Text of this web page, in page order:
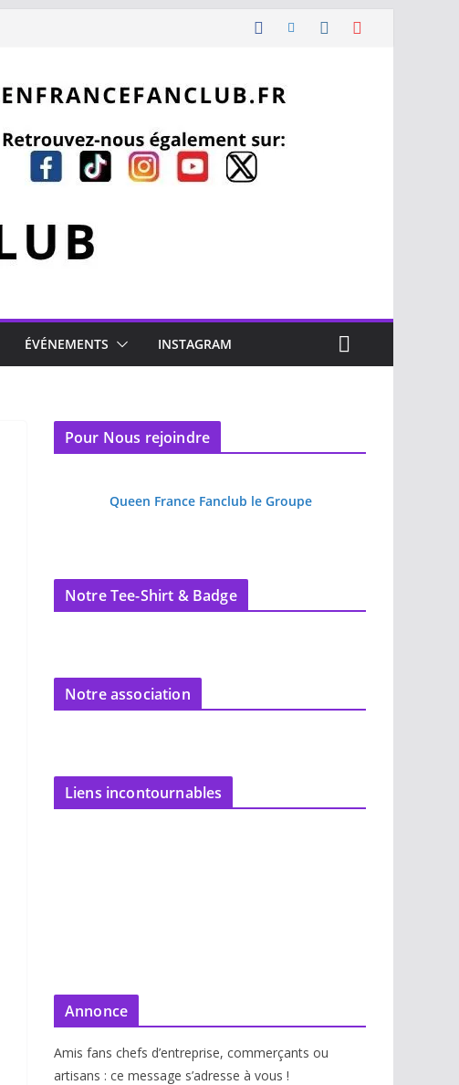
ÉVÉNEMENTS INSTAGRAM
Pour Nous rejoindre
Queen France Fanclub le Groupe
Notre Tee-Shirt & Badge
Notre association
Liens incontournables
Annonce
Amis fans chefs d’entreprise, commerçants ou
artisans : ce message s’adresse à vous !